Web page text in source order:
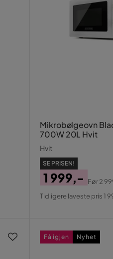
Mikrobølgeovn
700W 20L Hvit
Hvit
SE PRISEN!
Pris
1 999,-
Original
Før2
Tidligere laveste pris 1
Få igjen Nyhet